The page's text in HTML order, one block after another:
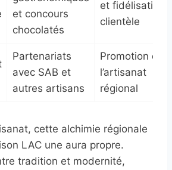
et concours
chocolatés
et fidélisation
clientèle
Partenariats
avec SAB et
autres artisans
Promotion de
l’artisanat
régional
cette alchimie régionale
LAC une aura propre.
tradition et modernité,